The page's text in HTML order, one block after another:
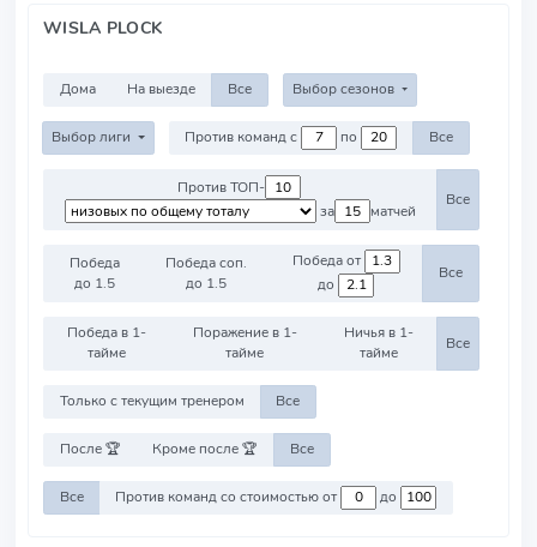
WISLA PLOCK
Дома На выезде Все Выбор сезонов
Выбор лиги Против команд с по Все
Против ТОП-
за
матчей
Все
Победа
до 1.5
Победа соп.
до 1.5
Победа от
до
Все
Победа в 1-
тайме
Поражение в 1-
тайме
Ничья в 1-
тайме
Все
Только с текущим тренером Все
После 🏆 Кроме после 🏆 Все
Все Против команд со стоимостью от до